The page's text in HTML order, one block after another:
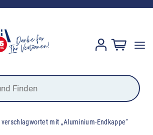
mit „Aluminium-Endkappe“